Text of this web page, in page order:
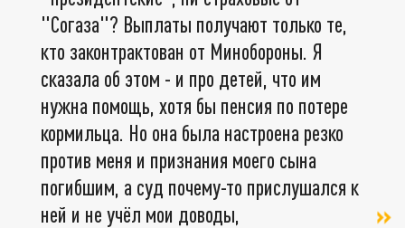
"Согаза"? Выплаты получают только те,
кто законтрактован от Минобороны. Я
сказала об этом - и про детей, что им
нужна помощь, хотя бы пенсия по потере
кормильца. Но она была настроена резко
против меня и признания моего сына
погибшим, а суд почему-то прислушался к
ней и не учёл мои доводы,